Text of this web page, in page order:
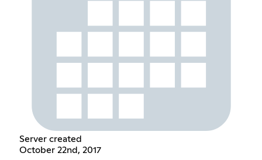
Server created
October 22nd, 2017